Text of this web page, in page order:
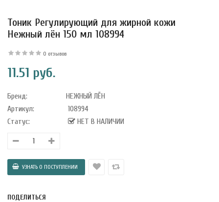
Тоник Регулирующий для жирной кожи
Нежный лён 150 мл 108994
0 отзывов
11.51 руб.
Бренд:
НЕЖНЫЙ ЛЁН
Артикул:
108994
Статус:
НЕТ В НАЛИЧИИ
ПОДЕЛИТЬСЯ